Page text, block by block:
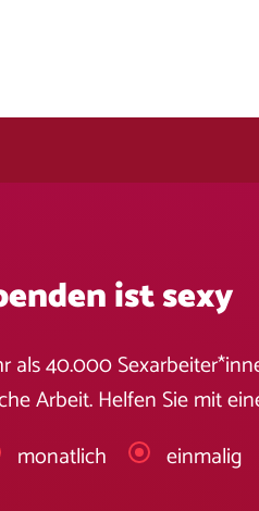
ist sexy
als 40.000
Arbeit. Helfen Sie mit
monatlich
einmalig